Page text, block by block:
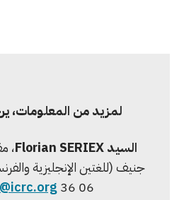
لمزيد من المعلومات،
السيد Florian SERIEX
،
06 36